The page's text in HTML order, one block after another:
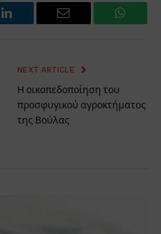
LinkedIn Email
NEXT ARTICLE
Η οικοπεδοποίηση του
προσφυγικού αγροκτήματος
της Βούλας